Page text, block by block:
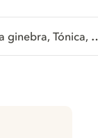
Tónica, …